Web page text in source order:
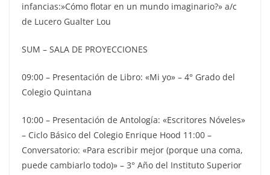
infancias:»Cómo flotar en un mundo imaginario?» a/c
de Lucero Gualter Lou
SUM – SALA DE PROYECCIONES
09:00 – Presentación de Libro: «Mi yo» – 4° Grado del
Colegio Quintana
10:00 – Presentación de Antología: «Escritores Nóveles»
– Ciclo Básico del Colegio Enrique Hood 11:00 –
Conversatorio: «Para escribir mejor (porque una coma,
puede cambiarlo todo)» – 3° Año del Instituto Superior